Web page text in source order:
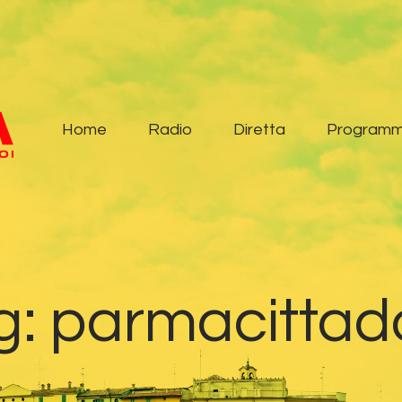
Home Radio Diretta
Home
Diretta
Programmi
News
Contatti